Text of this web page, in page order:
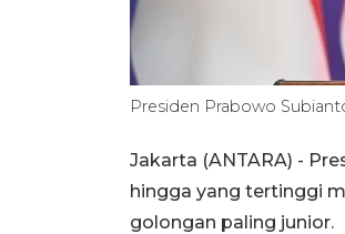
Presiden Prabowo
Jakarta (ANTARA) -
hingga yang tertinggi
golongan paling junior.